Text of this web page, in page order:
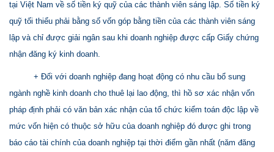
tại Việt Nam về số tiền ký quỹ của các thành viên sáng lập. Số tiền ký
quỹ tối thiểu phải bằng số vốn góp bằng tiền của các thành viên sáng
lập và chỉ được giải ngân sau khi doanh nghiệp được cấp Giấy chứng
nhận đăng ký kinh doanh.
+ Đối với doanh nghiệp đang hoạt động có nhu cầu bổ sung
ngành nghề kinh doanh cho thuê lại lao động, thì hồ sơ xác nhận vốn
pháp định phải có văn bản xác nhận của tổ chức kiểm toán độc lập về
mức vốn hiện có thuộc sở hữu của doanh nghiệp đó được ghi trong
báo cáo tài chính của doanh nghiệp tại thời điểm gần nhất (năm đăng